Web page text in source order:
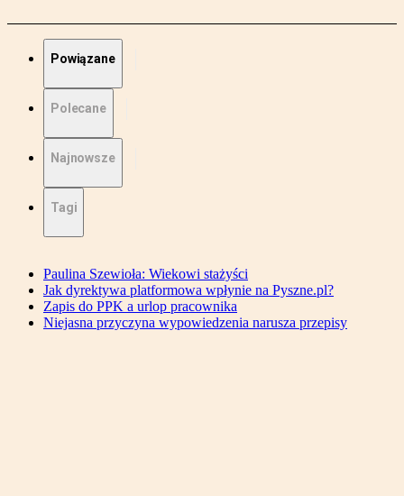
Powiązane
Polecane
Najnowsze
Tagi
Paulina Szewioła: Wiekowi stażyści
Jak dyrektywa platformowa wpłynie na Pyszne.pl?
Zapis do PPK a urlop pracownika
Niejasna przyczyna wypowiedzenia narusza przepisy